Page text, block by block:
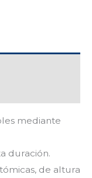
mediante
duración.
de altura